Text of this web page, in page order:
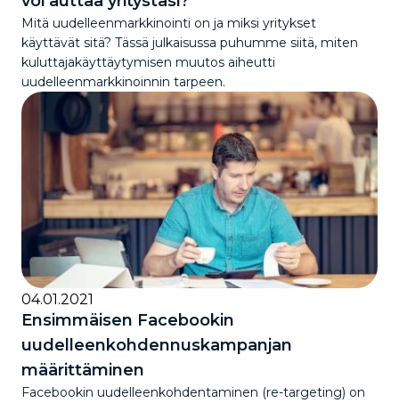
Mitä uudelleenmarkkinointi on ja miksi yritykset
käyttävät sitä? Tässä julkaisussa puhumme siitä, miten
kuluttajakäyttäytymisen muutos aiheutti
uudelleenmarkkinoinnin tarpeen.
04.01.2021
Ensimmäisen Facebookin
uudelleenkohdennuskampanjan
määrittäminen
Facebookin uudelleenkohdentaminen (re-targeting) on